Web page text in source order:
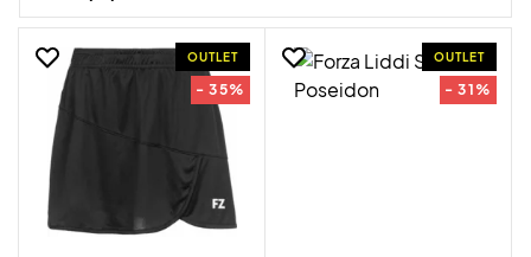
OUTLET
- 35%
OUTLET
- 31%